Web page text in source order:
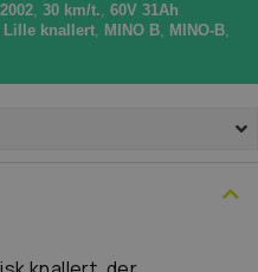
2002, 30 km/t., 60V 31Ah
Lille knallert, MINO B, MINO-B,